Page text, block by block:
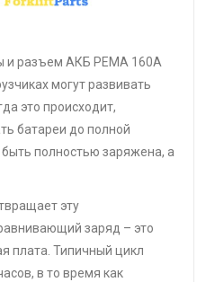
и разъем АКБ РЕМА 160А
могут развивать
это происходит,
батареи до полной
полностью заряжена, а
эту
заряд – это
плата. Типичный цикл
в то время как